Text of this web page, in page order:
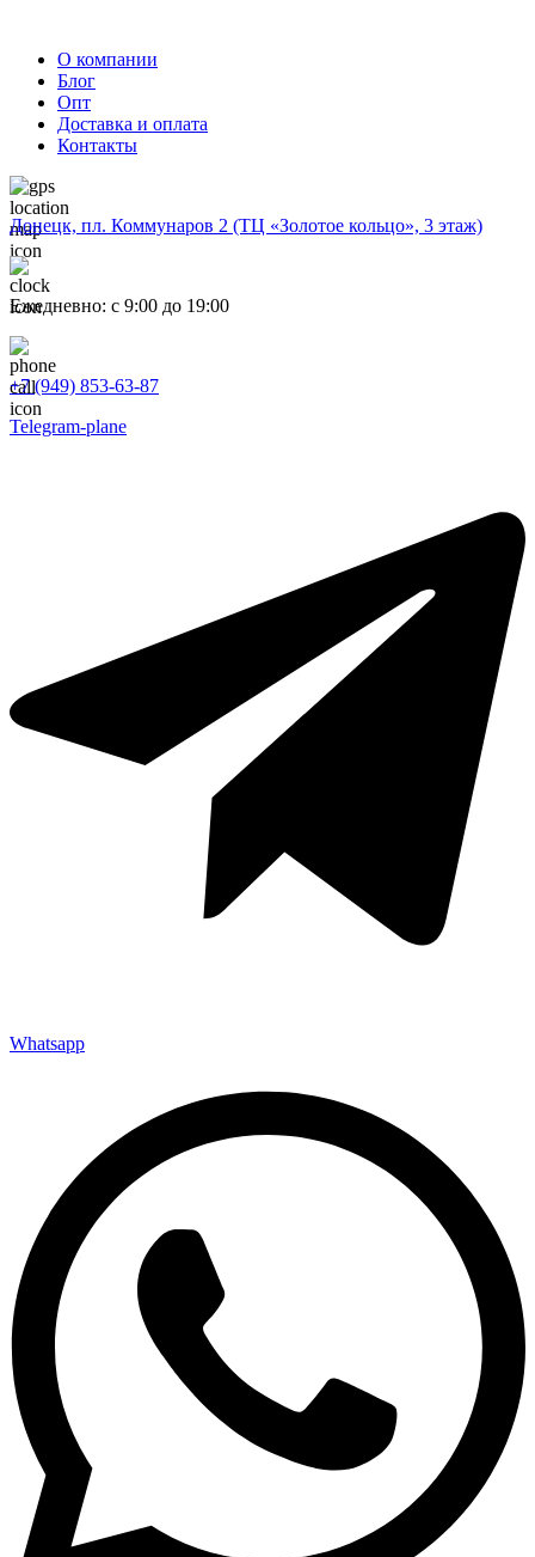
О компании
Блог
Опт
Доставка и оплата
Контакты
Донецк, пл. Коммунаров 2 (ТЦ «Золотое кольцо», 3 этаж)
Ежедневно: с 9:00 до 19:00
+7 (949) 853-63-87
Telegram-plane
Whatsapp